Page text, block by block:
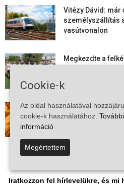
Nem akar
Iratkozzon fel hírlevelükre, és mi
Vitézy Dávid:
személyszállítás
vasútvonalon
Megkezdte a
Mi történik
szabadulni a
Folyamatosak a
Kiskőrösön –
Cookie-k
Az oldal használatával
cookie-k használatához. További
információ
Megértettem